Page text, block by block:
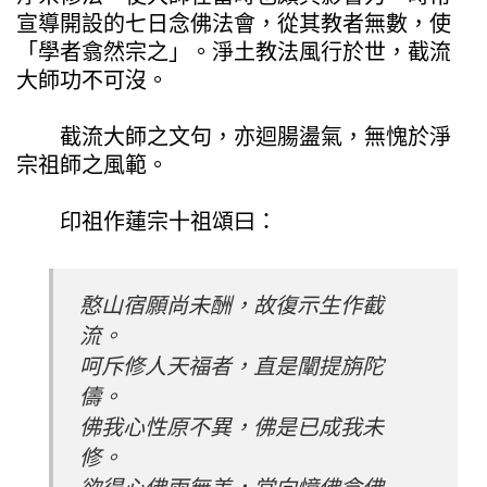
宣導開設的七日念佛法會，從其教者無數，使
「學者翕然宗之」。淨土教法風行於世，截流
大師功不可沒。
截流大師之文句，亦迴腸盪氣，無愧於淨
宗祖師之風範。
印祖作蓮宗十祖頌曰：
憨山宿願尚未酬，故復示生作截
流。
呵斥修人天福者，直是闡提旃陀
儔。
佛我心性原不異，佛是已成我未
修。